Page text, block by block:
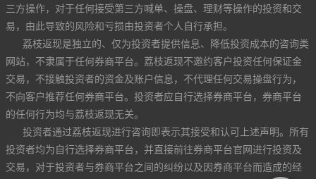
三方操作，对于任何接受第三方喊单、操盘、理财等操作的投资和交
易，由此导致的风险和亏损由投资者个人自行承担。
荔枝返现是独立的、仅为投资者提供信息、降低投资成本的咨询类
网站，不隶属于任何券商平台。荔枝返现不邀约客户投资任何保证金
交易，不接触投资者的资金及账户信息，不代理任何交易操盘行为，
不向客户推荐任何券商平台。投资者应自行选择券商平台，券商平台
的任何行为均与荔枝返现无关。
投资者通过荔枝返现进行咨询即表示其接受和认可上述声明。所有
投资者均为自行选择券商平台，并直接前往券商平台官网进行投资及
交易，对于投资者与券商平台之间的纠纷以及因券商平台而造成的经